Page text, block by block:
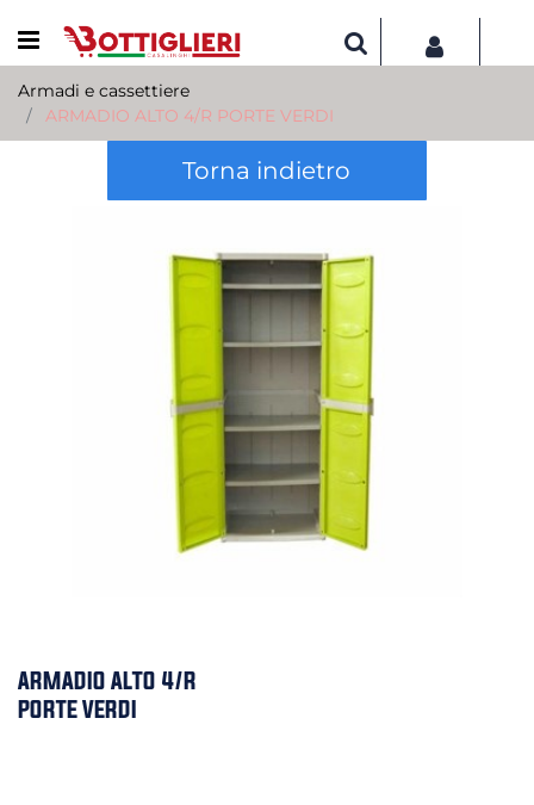
Open menu
Armadi e cassettiere
ARMADIO ALTO 4/R PORTE VERDI
Torna indietro
ARMADIO ALTO 4/R
PORTE VERDI